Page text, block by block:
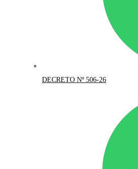
DECRETO Nº 506-26